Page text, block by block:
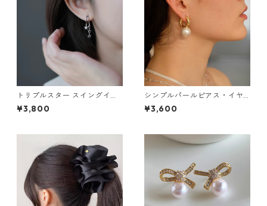
トリプルスター スイングイヤ
リング：653
¥3,800
シンプルパールピアス・イヤ
リング：263
¥3,600